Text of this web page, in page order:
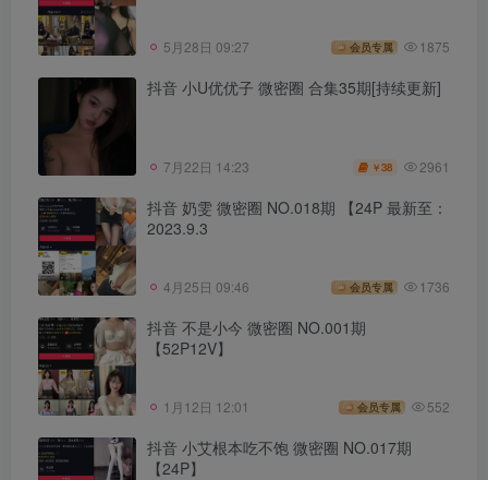
5月28日 09:27 会员专属 1875
抖音 小U优优子 微密圈 合集35期[持续更新]
7月22日 14:23 ￥38 2961
抖音 奶雯 微密圈 NO.018期 【24P 最新至：
2023.9.3
4月25日 09:46 会员专属 1736
抖音 不是小今 微密圈 NO.001期
【52P12V】
1月12日 12:01 会员专属 552
抖音 小艾根本吃不饱 微密圈 NO.017期
【24P】